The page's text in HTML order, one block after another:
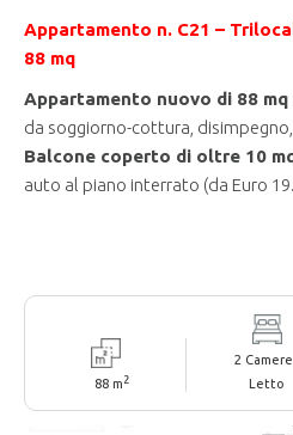
Appartamento n. C21 –
88 mq
Appartamento nuovo di 88
da soggiorno-cottura,
Balcone coperto di oltre 10
auto al piano interrato (da Euro
88 m 2
2
Letto